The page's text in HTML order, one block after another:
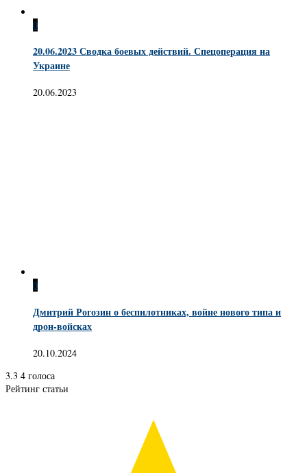
0
20.06.2023 Сводка боевых действий. Спецоперация на
Украине
20.06.2023
0
Дмитрий Рогозин о беспилотниках, войне нового типа и
дрон-войсках
20.10.2024
3.3 4 голоса
Рейтинг статьи